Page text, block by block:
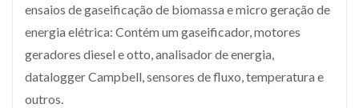
ensaios de gaseificação de biomassa e micro geração de
energia elétrica: Contém um gaseificador, motores
geradores diesel e otto, analisador de energia,
datalogger Campbell, sensores de fluxo, temperatura e
outros.